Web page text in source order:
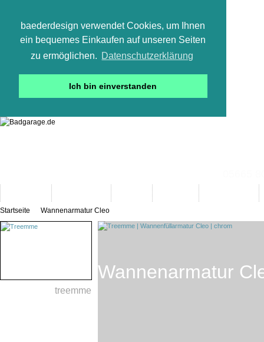
baederdesign verwendet Cookies, um Ihnen
ein bequemes Einkaufen auf unseren Seiten
zu ermöglichen. Datenschutzerklärung
Ich bin einverstanden
Startseite Wannenarmatur Cleo
treemme
Wannenarmatur